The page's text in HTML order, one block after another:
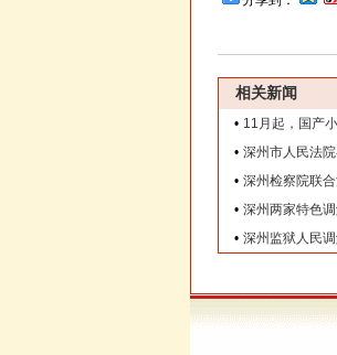
相关新闻
• 11月起，国产
• 深州市人民法
• 深州检察院联
• 深州两家特色
• 深州监狱人民